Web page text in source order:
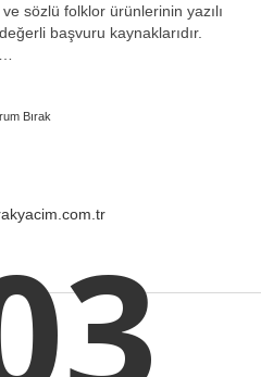
sözlü folklor ürünlerinin yazılı
başvuru kaynaklarıdır.
Bırak